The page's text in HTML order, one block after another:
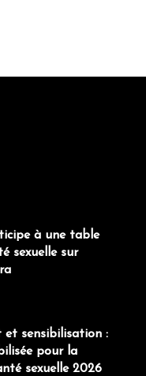
à une table
sexuelle sur
et sensibilisation :
pour la
sexuelle 2026